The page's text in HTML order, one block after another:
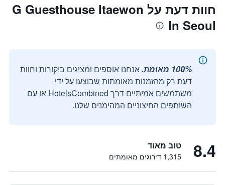
חוות דעת על G Guesthouse Itaewon
In Seoul
100% מאומת.
אנחנו אוספים ומציגים ביקורות וחוות
דעת רק מהזמנות מאומתות שבוצעו על ידי
משתמשים אמיתיים דרך HotelsCombined או עם
השותפים החיצוניים המהימנים שלנו.
8.4 טוב מאוד
1,315 דירוגים מאומתים